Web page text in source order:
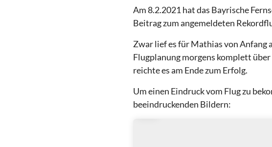
Am 8.2.2021 hat das Bayrische
Beitrag zum angemeldeten
Zwar lief es für Mathias von Anfang
Flugplanung morgens komplett
reichte es am Ende zum Erfolg.
Um einen Eindruck vom Flug zu
beeindruckenden Bildern: